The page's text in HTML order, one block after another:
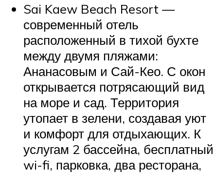
Sai Kaew Beach Resort —
современный отель
расположенный в тихой бухте
между двумя пляжами:
Ананасовым и Сай-Кео. С окон
открывается потрясающий вид
на море и сад. Территория
утопает в зелени, создавая уют
и комфорт для отдыхающих. К
услугам 2 бассейна, бесплатный
wi-fi, парковка, два ресторана,